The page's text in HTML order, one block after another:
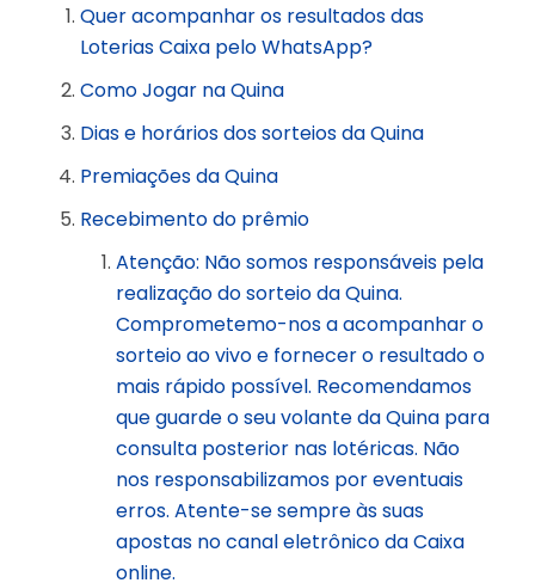
Quer acompanhar os resultados das
Loterias Caixa pelo WhatsApp?
Como Jogar na Quina
Dias e horários dos sorteios da Quina
Premiações da Quina
Recebimento do prêmio
Atenção: Não somos responsáveis pela
realização do sorteio da Quina.
Comprometemo-nos a acompanhar o
sorteio ao vivo e fornecer o resultado o
mais rápido possível. Recomendamos
que guarde o seu volante da Quina para
consulta posterior nas lotéricas. Não
nos responsabilizamos por eventuais
erros. Atente-se sempre às suas
apostas no canal eletrônico da Caixa
online.